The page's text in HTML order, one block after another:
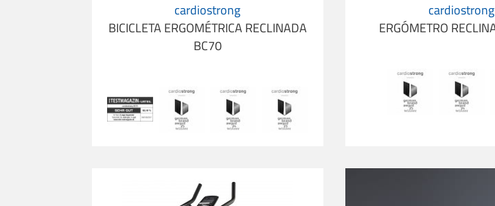
cardiostrong
BICICLETA ERGOMÉTRICA RECLINADA
BC70
cardiostrong
ERGÓMETRO